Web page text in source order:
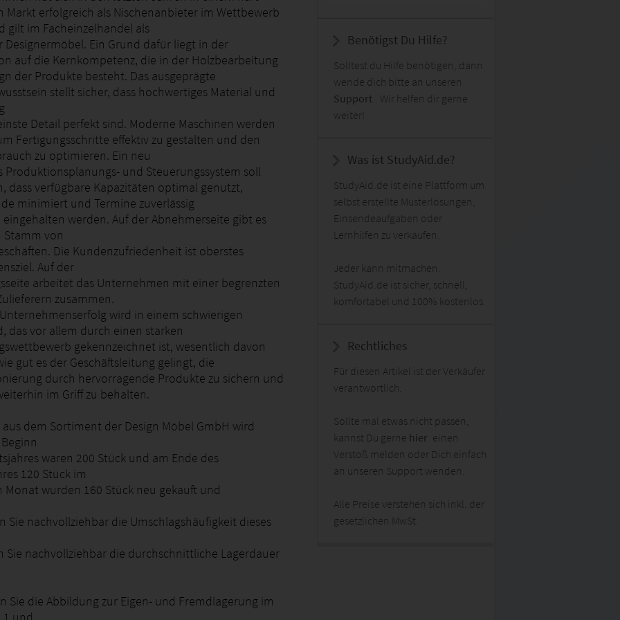
Markt erfolgreich als Nischenanbieter im Wettbewerb
gilt im Facheinzelhandel als
Designermöbel. Ein Grund dafür liegt in der
auf die Kernkompetenz, die in der Holzbearbeitung
der Produkte besteht. Das ausgeprägte
stellt sicher, dass hochwertiges Material und
Detail perfekt sind. Moderne Maschinen werden
Fertigungsschritte effektiv zu gestalten und den
zu optimieren. Ein neu
Produktionsplanungs- und Steuerungssystem soll
dass verfügbare Kapazitäten optimal genutzt,
minimiert und Termine zuverlässig
werden. Auf der Abnehmerseite gibt es
von
Die Kundenzufriedenheit ist oberstes
Auf der
arbeitet das Unternehmen mit einer begrenzten
zusammen.
wird in einem schwierigen
das vor allem durch einen starken
gekennzeichnet ist, wesentlich davon
gut es der Geschäftsleitung gelingt, die
durch hervorragende Produkte zu sichern und
im Griff zu behalten.
aus dem Sortiment der Design Möbel GmbH wird
waren 200 Stück und am Ende des
120 Stück im
Monat wurden 160 Stück neu gekauft und
Sie nachvollziehbar die Umschlagshäufigkeit dieses
Sie nachvollziehbar die durchschnittliche Lagerdauer
Sie die Abbildung zur Eigen- und Fremdlagerung im
Benötigst Du Hilfe?
Solltest du Hilfe benötigen, dann
wende dich bitte an unseren
Support . Wir helfen dir gerne
weiter!
Was ist StudyAid.de?
StudyAid.de ist eine Plattform um
selbst erstellte Musterlösungen,
Einsendeaufgaben oder
Lernhilfen zu verkaufen.
Jeder kann mitmachen.
StudyAid.de ist sicher, schnell,
komfortabel und 100% kostenlos.
Rechtliches
Für diesen Artikel ist der Verkäufer
verantwortlich.
Sollte mal etwas nicht passen,
kannst Du gerne hier einen
Verstoß melden oder Dich einfach
an unseren Support wenden.
Alle Preise verstehen sich inkl. der
gesetzlichen MwSt.